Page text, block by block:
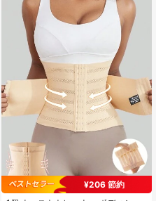
¥206 節約